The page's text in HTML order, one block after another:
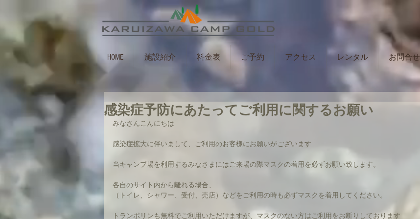
HOME 施設紹介 料金表 ご予約 アクセス レンタル お問合せ
感染症予防にあたってご利用に関するお願い
みなさんこんにちは
感染症拡大に伴いまして、ご利用のお客様にお願いがございます
当キャンプ場を利用するみなさまにはご来場の際マスクの着用を必ずお願い致します。
各自のサイト内から離れる場合、
（トイレ、シャワー、受付、売店）などをご利用の時も必ずマスクを着用してください。
トランポリンも無料でご利用いただけますが、マスクのない方はご利用をお断りしております